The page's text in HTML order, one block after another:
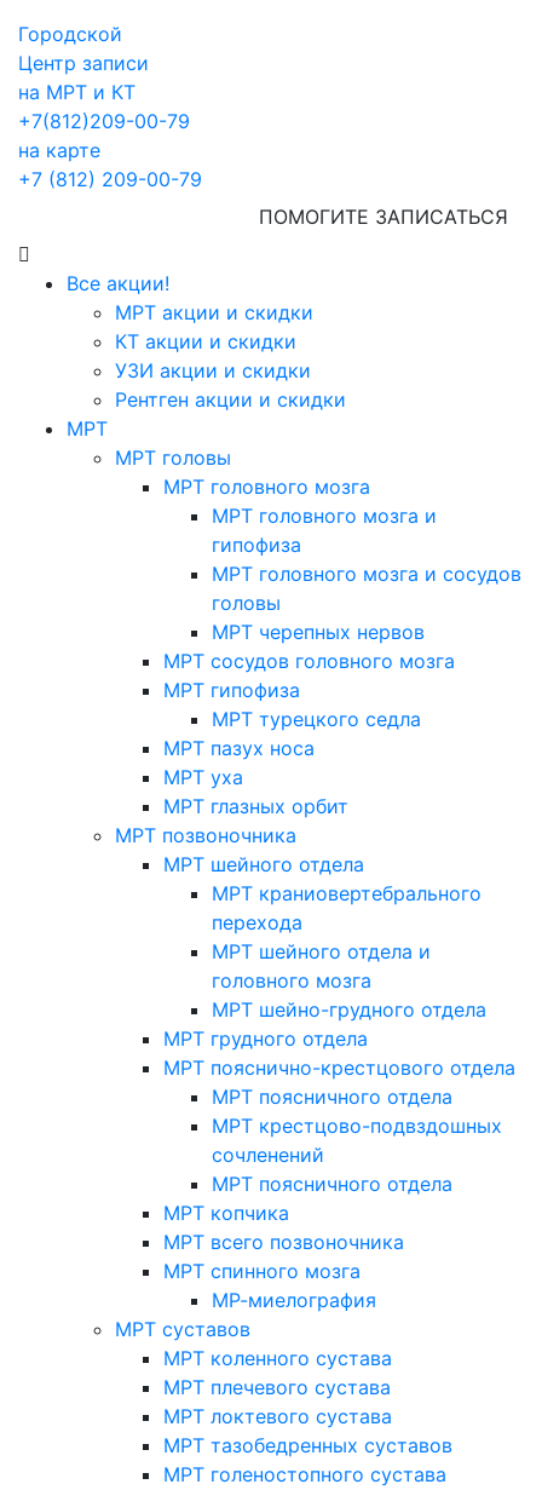
Городской
Центр записи
на МРТ и КТ
+7(812)209-00-79
на карте
+7 (812) 209-00-79
ПОМОГИТЕ ЗАПИСАТЬСЯ
Все акции!
МРТ акции и скидки
КТ акции и скидки
УЗИ акции и скидки
Рентген акции и скидки
МРТ
МРТ головы
МРТ головного мозга
МРТ головного мозга и
гипофиза
МРТ головного мозга и сосудов
головы
МРТ черепных нервов
МРТ сосудов головного мозга
МРТ гипофиза
МРТ турецкого седла
МРТ пазух носа
МРТ уха
МРТ глазных орбит
МРТ позвоночника
МРТ шейного отдела
МРТ краниовертебрального
перехода
МРТ шейного отдела и
головного мозга
МРТ шейно-грудного отдела
МРТ грудного отдела
МРТ пояснично-крестцового отдела
МРТ поясничного отдела
МРТ крестцово-подвздошных
сочленений
МРТ поясничного отдела
МРТ копчика
МРТ всего позвоночника
МРТ спинного мозга
МР-миелография
МРТ суставов
МРТ коленного сустава
МРТ плечевого сустава
МРТ локтевого сустава
МРТ тазобедренных суставов
МРТ голеностопного сустава